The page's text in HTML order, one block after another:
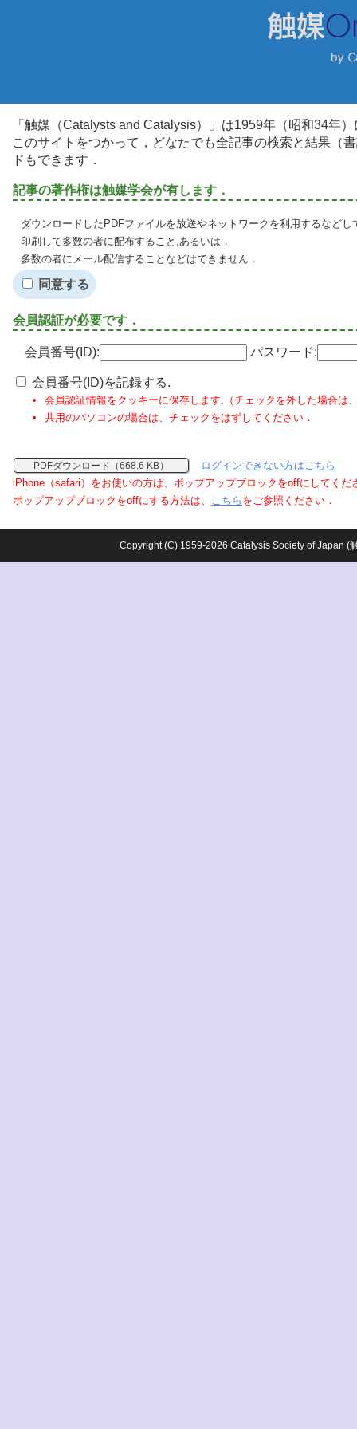
「触媒（Catalysts and Catalysis）」は1959年（昭和34年
このサイトをつかって，どなたでも全記事の検索と結果（
ドもできます．
記事の著作権は触媒学会が有します．
ダウンロードしたPDFファイルを放送やネットワークを利用するなど
印刷して多数の者に配布すること,あるいは，
多数の者にメール配信することなどはできません．
同意する
会員認証が必要です．
会員番号(ID): パスワード:
会員番号(ID)を記録する.
会員認証情報をクッキーに保存します.（チェックを外した場合は
共用のパソコンの場合は、チェックをはずしてください．
PDFダウンロード（668.6 KB）
ログインできない方はこちら
iPhone（safari）をお使いの方は、ポップアップブロックをoffにしてくだ
ポップアップブロックをoffにする方法は、 こちら をご参照ください．
Copyright (C) 1959-2026 Catalysis Society of Japan (